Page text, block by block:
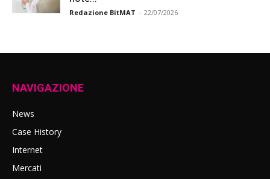
Redazione BitMAT - 22/07/2026
NAVIGAZIONE
News
Case History
Internet
Mercati